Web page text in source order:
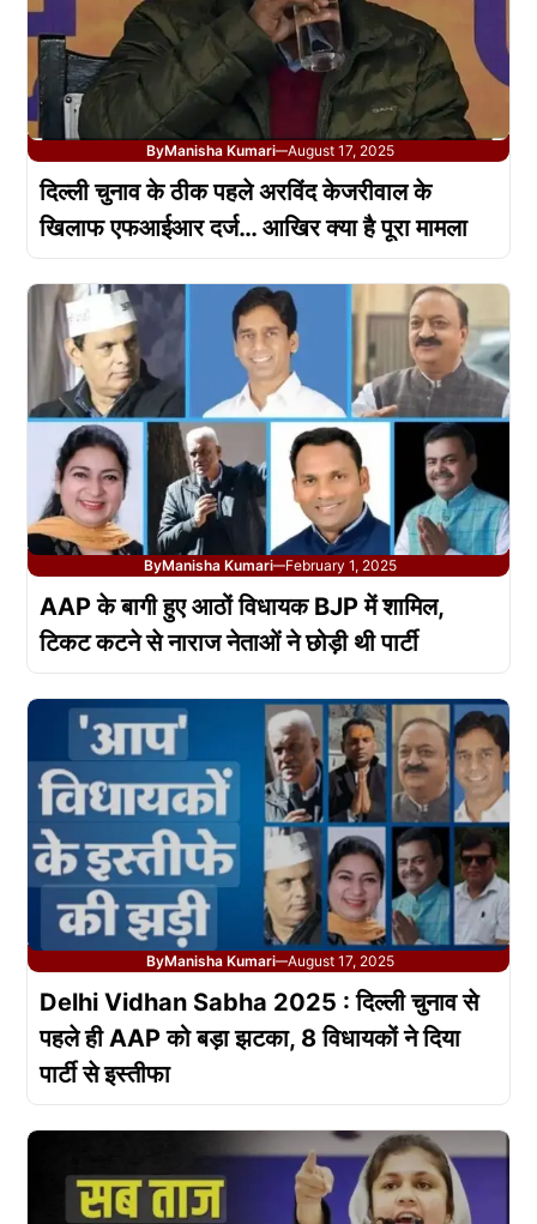
ByManisha Kumari—August 17, 2025
दिल्ली चुनाव के ठीक पहले अरविंद केजरीवाल के
खिलाफ एफआईआर दर्ज… आखिर क्या है पूरा मामला
ByManisha Kumari—February 1, 2025
AAP के बागी हुए आठों विधायक BJP में शामिल,
टिकट कटने से नाराज नेताओं ने छोड़ी थी पार्टी
ByManisha Kumari—August 17, 2025
Delhi Vidhan Sabha 2025 : दिल्ली चुनाव से
पहले ही AAP को बड़ा झटका, 8 विधायकों ने दिया
पार्टी से इस्तीफा